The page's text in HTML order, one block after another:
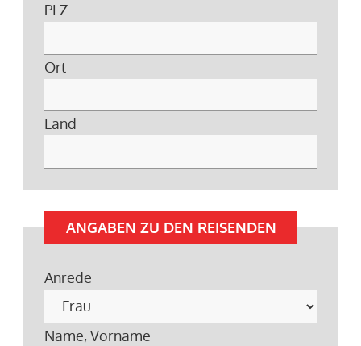
PLZ
Ort
Land
ANGABEN ZU DEN REISENDEN
Anrede
Name, Vorname